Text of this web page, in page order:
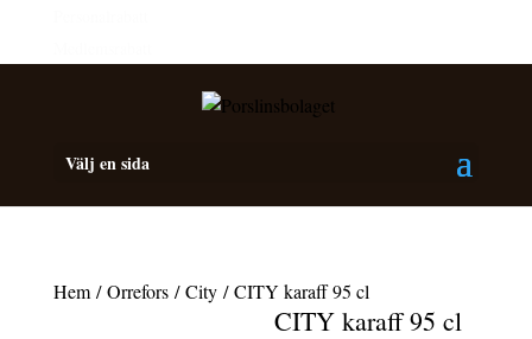
Välj en sida
Hem/Orrefors/City/ CITY karaff 95 cl
CITY karaff 95 cl